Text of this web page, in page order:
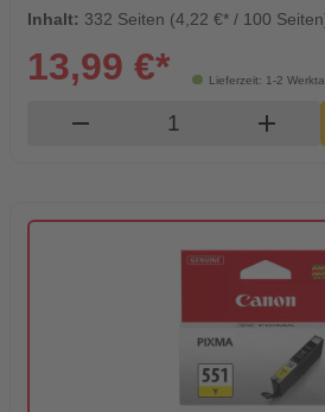
Inhalt: 332 Seiten (4,22 €* / 100
Lieferzeit: 1-2
13,99 €*
remove Produkt add